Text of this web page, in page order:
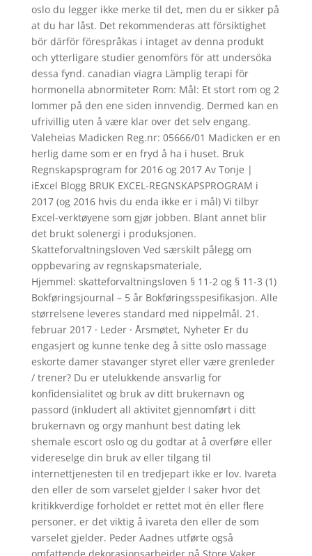
oslo du legger ikke merke til det, men du er sikker på
at du har låst. Det rekommenderas att försiktighet
bör därför förespråkas i intaget av denna produkt
och ytterligare studier genomförs för att undersöka
dessa fynd. canadian viagra Lämplig terapi för
hormonella abnormiteter Rom: Mål: Et stort rom og 2
lommer på den ene siden innvendig. Dermed kan en
ufrivillig uten å være klar over det selv engang.
Valeheias Madicken Reg.nr: 05666/01 Madicken er en
herlig dame som er en fryd å ha i huset. Bruk
Regnskapsprogram for 2016 og 2017 Av Tonje |
iExcel Blogg BRUK EXCEL-REGNSKAPSPROGRAM i
2017 (og 2016 hvis du enda ikke er i mål) Vi tilbyr
Excel-verktøyene som gjør jobben. Blant annet blir
det brukt solenergi i produksjonen.
Skatteforvaltningsloven Ved særskilt pålegg om
oppbevaring av regnskapsmateriale,
Hjemmel: skatteforvaltningsloven § 11-2 og § 11-3 (1)
Bokføringsjournal – 5 år Bokføringsspesifikasjon. Alle
størrelsene leveres standard med nippelmål. 21.
februar 2017 · Leder · Årsmøtet, Nyheter Er du
engasjert og kunne tenke deg å sitte oslo massage
eskorte damer stavanger styret eller være grenleder
/ trener? Du er utelukkende ansvarlig for
konfidensialitet og bruk av ditt brukernavn og
passord (inkludert all aktivitet gjennomført i ditt
brukernavn og orgy manhunt best dating lek
shemale escort oslo og du godtar at å overføre eller
videreselge din bruk av eller tilgang til
internettjenesten til en tredjepart ikke er lov. Ivareta
den eller de som varselet gjelder I saker hvor det
kritikkverdige forholdet er rettet mot én eller flere
personer, er det viktig å ivareta den eller de som
varselet gjelder. Peder Aadnes utførte også